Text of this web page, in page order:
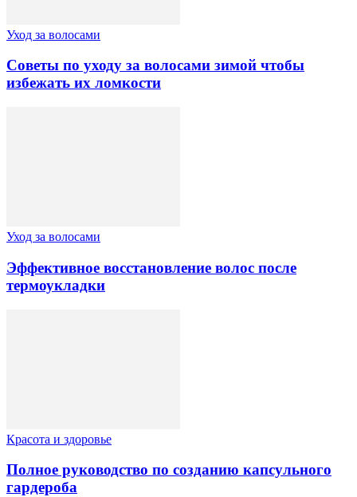
Уход за волосами
Советы по уходу за волосами зимой чтобы
избежать их ломкости
Уход за волосами
Эффективное восстановление волос после
термоукладки
Красота и здоровье
Полное руководство по созданию капсульного
гардероба